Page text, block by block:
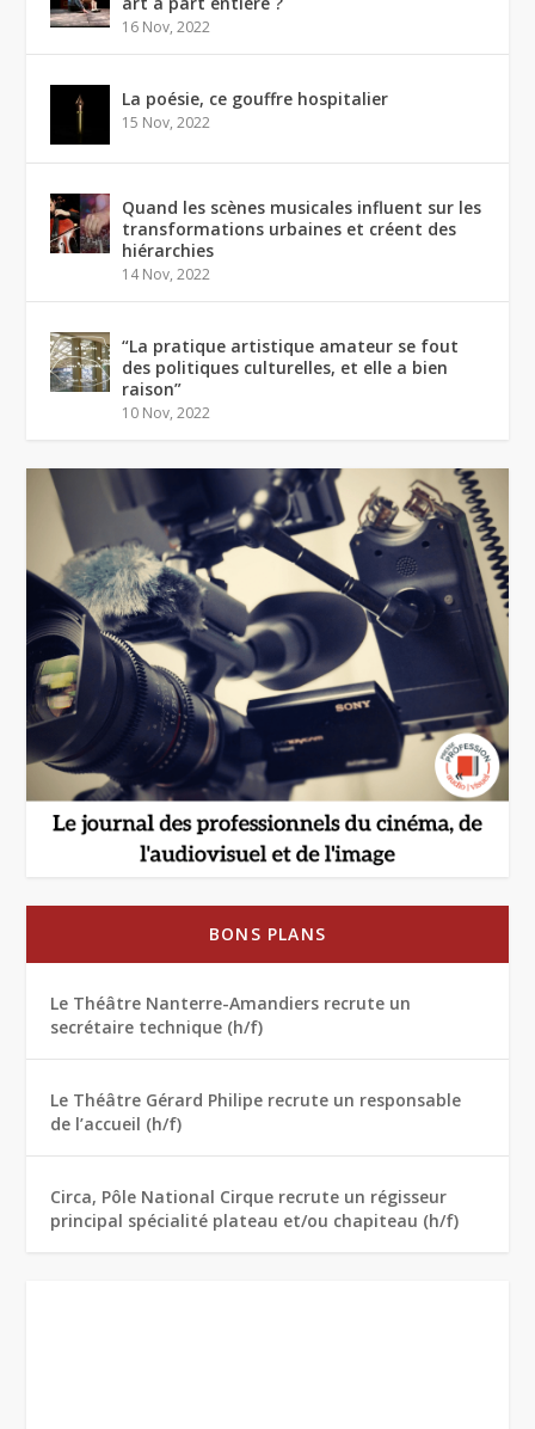
16 Nov, 2022
La poésie, ce gouffre hospitalier
15 Nov, 2022
Quand les scènes musicales influent sur les
transformations urbaines et créent des
hiérarchies
14 Nov, 2022
“La pratique artistique amateur se fout
des politiques culturelles, et elle a bien
raison”
10 Nov, 2022
BONS PLANS
Le Théâtre Nanterre-Amandiers recrute un
secrétaire technique (h/f)
Le Théâtre Gérard Philipe recrute un responsable
de l’accueil (h/f)
Circa, Pôle National Cirque recrute un régisseur
principal spécialité plateau et/ou chapiteau (h/f)